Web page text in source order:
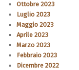
Ottobre 2023
Luglio 2023
Maggio 2023
Aprile 2023
Marzo 2023
Febbraio 2023
Dicembre 2022